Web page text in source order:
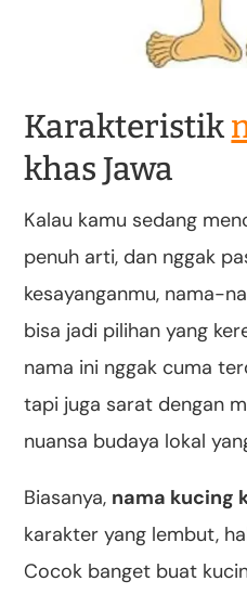
Karakteristik
khas Jawa
Kalau kamu sedang
penuh arti, dan nggak
kesayanganmu, nama-
bisa jadi pilihan yang
nama ini nggak cuma
tapi juga sarat dengan
nuansa budaya lokal
Biasanya, nama kucing
karakter yang lembut,
Cocok banget buat